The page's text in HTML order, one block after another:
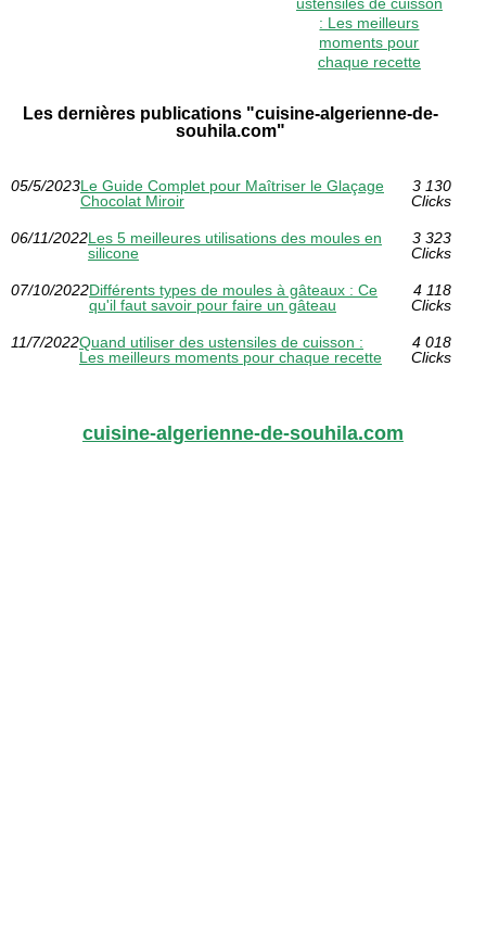
ustensiles de cuisson
: Les meilleurs
moments pour
chaque recette
Les dernières publications "cuisine-algerienne-de-
souhila.com"
05/5/2023Le Guide Complet pour Maîtriser le Glaçage
Chocolat Miroir
3 130
Clicks
06/11/2022Les 5 meilleures utilisations des moules en
silicone
3 323
Clicks
07/10/2022Différents types de moules à gâteaux : Ce
qu'il faut savoir pour faire un gâteau
4 118
Clicks
11/7/2022Quand utiliser des ustensiles de cuisson :
Les meilleurs moments pour chaque recette
4 018
Clicks
cuisine-algerienne-de-souhila.com